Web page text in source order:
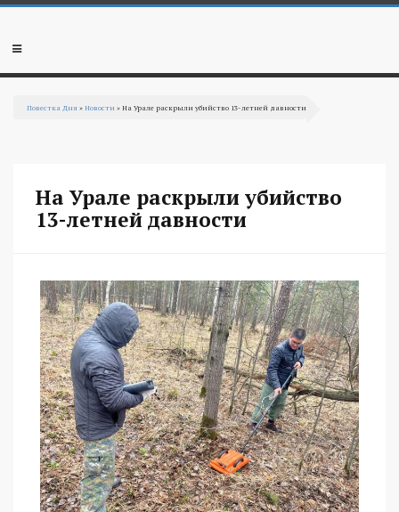
Перейти к основному содержанию
Мобильное
Повестка Дня »Новости » На Урале раскрыли убийство 13-летней давности
На Урале раскрыли убийство
13-летней давности